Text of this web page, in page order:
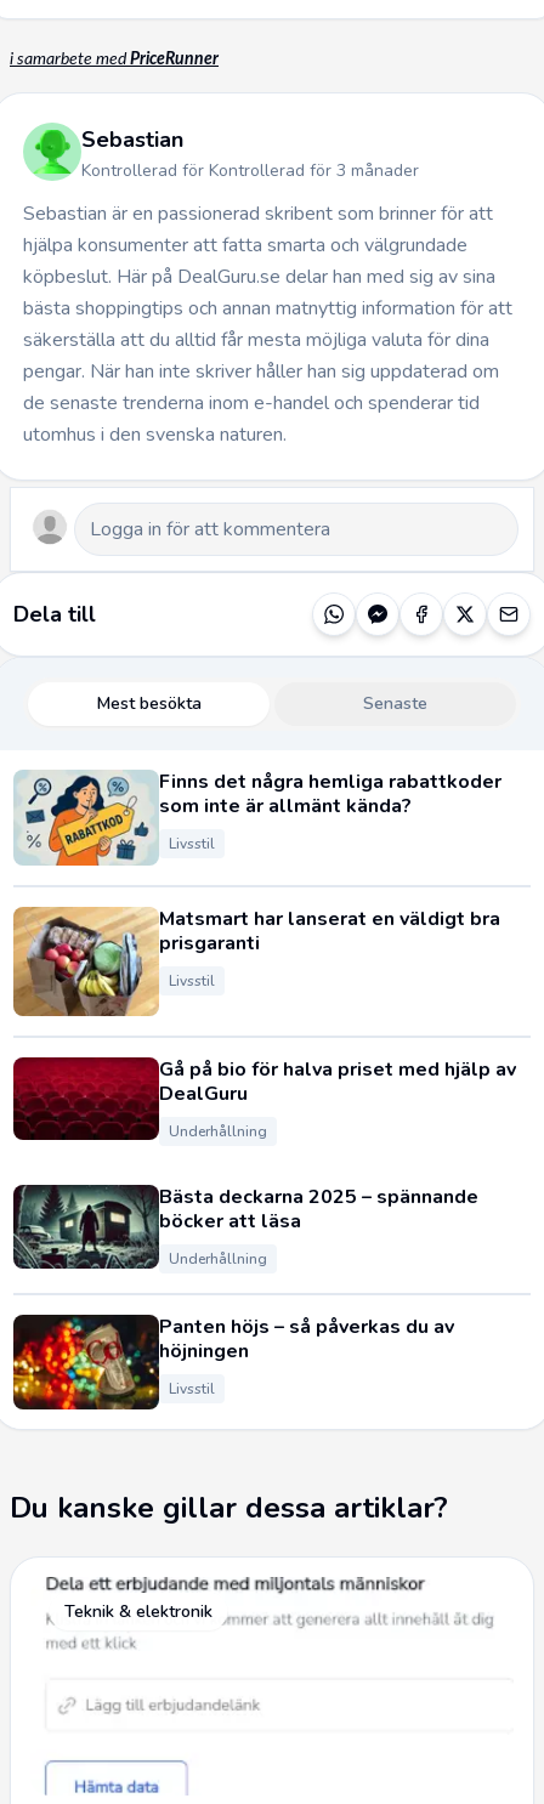
i samarbete medPriceRunner
Sebastian
Kontrollerad för Kontrollerad för 3 månader
Sebastian är en passionerad skribent som brinner för att
hjälpa konsumenter att fatta smarta och välgrundade
köpbeslut. Här på DealGuru.se delar han med sig av sina
bästa shoppingtips och annan matnyttig information för att
säkerställa att du alltid får mesta möjliga valuta för dina
pengar. När han inte skriver håller han sig uppdaterad om
de senaste trenderna inom e-handel och spenderar tid
utomhus i den svenska naturen.
Dela till
Mest besökta Senaste
Finns det några hemliga rabattkoder
som inte är allmänt kända?
Livsstil
Matsmart har lanserat en väldigt bra
prisgaranti
Livsstil
Gå på bio för halva priset med hjälp av
DealGuru
Underhållning
Bästa deckarna 2025 – spännande
böcker att läsa
Underhållning
Panten höjs – så påverkas du av
höjningen
Livsstil
Du kanske gillar dessa artiklar?
Teknik & elektronik